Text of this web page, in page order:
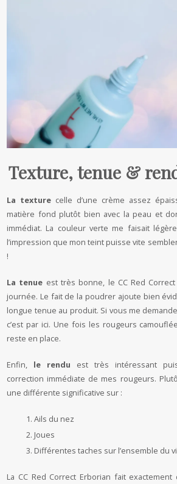
Texture, tenue &
La texture celle d’une crème assez
matière fond plutôt bien avec la peau et
immédiat. La couleur verte me faisait
l’impression que mon teint puisse vite
!
La tenue est très bonne, le CC Red
journée. Le fait de la poudrer ajoute bien
longue tenue au produit. Si vous me
c’est par ici. Une fois les rougeurs
reste en place.
Enfin, le rendu est très intéressant
correction immédiate de mes rougeurs.
une différente significative sur :
Ails du nez
Joues
Différentes taches sur l’ensemble du
La CC Red Correct Erborian fait